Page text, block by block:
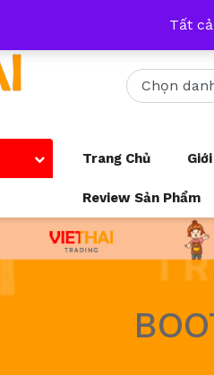
trang mạng xã hội và số điện
Trang Chủ
Review Sản Phẩm
Tất